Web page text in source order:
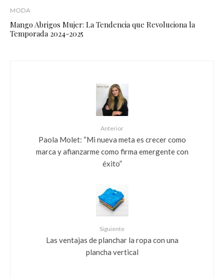
MODA
Mango Abrigos Mujer: La Tendencia que Revoluciona la
Temporada 2024-2025
Anterior
Paola Molet: “Mi nueva meta es crecer como
marca y afianzarme como firma emergente con
éxito”
Siguiente
Las ventajas de planchar la ropa con una
plancha vertical